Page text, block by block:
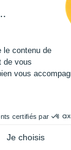
son
ambiante.
de notre gamme
142,50€HT
le contenu de
de vous
vous
certifiés par
Je choisis